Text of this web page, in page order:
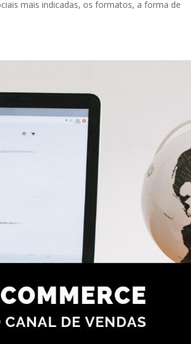
mais indicadas, os formatos, a forma de